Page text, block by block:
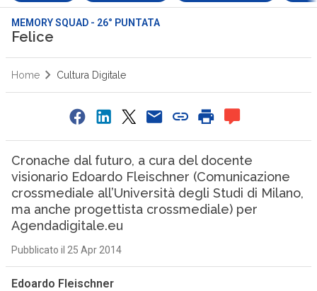
MEMORY SQUAD - 26° PUNTATA
Felice
Home Cultura Digitale
Cronache dal futuro, a cura del docente
visionario Edoardo Fleischner (Comunicazione
crossmediale all’Università degli Studi di Milano,
ma anche progettista crossmediale) per
Agendadigitale.eu
Pubblicato il 25 Apr 2014
Edoardo Fleischner